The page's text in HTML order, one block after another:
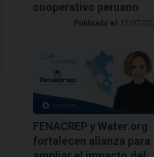
cooperativo peruano
Publicado el: 15/07/
FENACREP y Water.org
fortalecen alianza para